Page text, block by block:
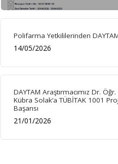
Polifarma Yetkililerinden
14/05/2026
DAYTAM Araştırmacımız Dr.
Kübra Solak’a TÜBİTAK 1001
Başarısı
21/01/2026